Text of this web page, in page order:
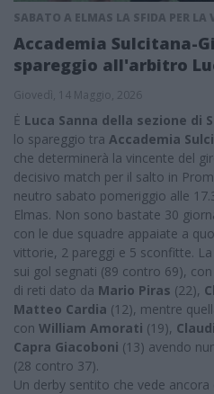
SABATO A ELMAS LA SFIDA PER LA
Accademia Sulcitana-
spareggio all'arbitro
Giovedì, 14 Maggio, 2026
Ė Luca Sanna della sezione di
lo spareggio tra Accademia
che determinerà la vincente del
decisivo match per il salto in
neutro sabato pomeriggio alle
Elmas. Non sono bastate 30
con le due squadre appaiate a
vittorie, 2 pareggi e 5 sconfitte.
sui gol segnati (89 contro 69),
di reti dato da Mario Piras (22),
Matteo Cardia (12), mentre
con William Amorati (19),
Capra Giacoboni (13) avendo
(28 contro 37).
Un derby sentito che vede